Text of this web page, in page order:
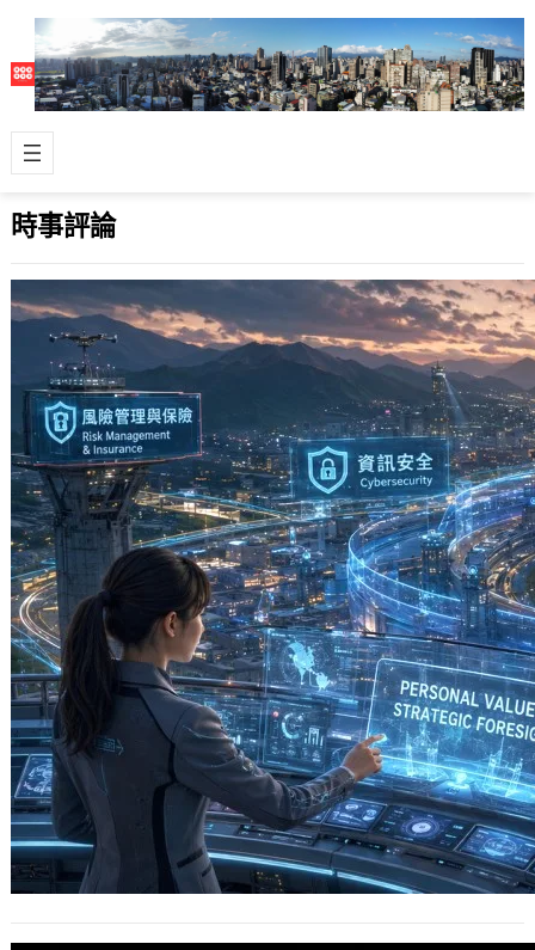
時事評論
台灣除了科技業還剩下什麼？停止無效焦
慮和製造無意義問題，先問問自己具備什
麼價值
2026 年 5 月 7 日
「台灣除了科技業和半導體之外，還剩
下什麼？」、「台灣如果沒有了台積
電，還剩下什麼？」 這些是近年在社群
或論壇上…